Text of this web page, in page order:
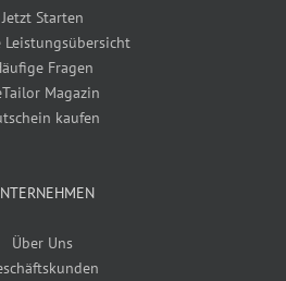
Jetzt Starten
Leistungsübersicht
Fragen
Magazin
kaufen
Über Uns